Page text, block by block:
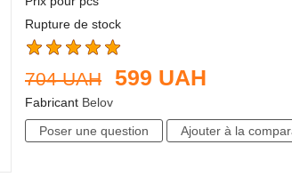
Rupture de stock
704UAH 599 UAH
Fabricant Belov